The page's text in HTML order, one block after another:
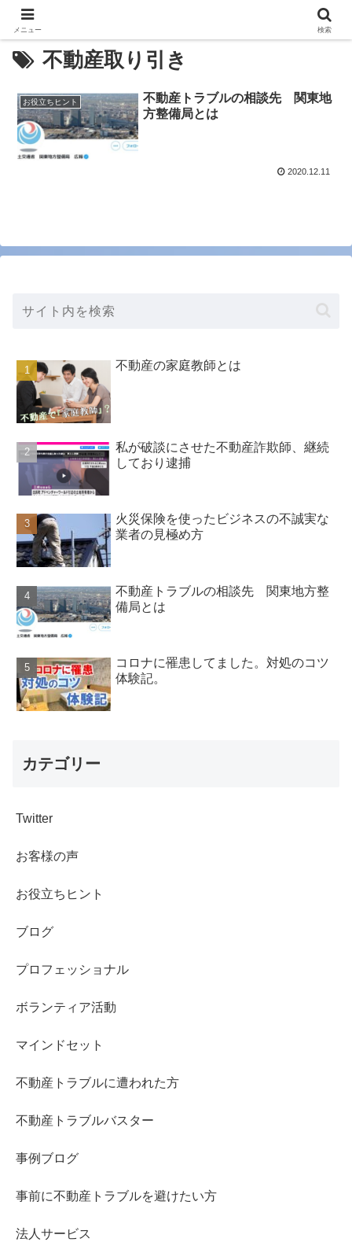
不動産取り引き
お役立ちヒント
不動産トラブルの相談先 関東地
方整備局とは
2020.12.11
不動産の家庭教師とは
私が破談にさせた不動産詐欺師、継続
しており逮捕
火災保険を使ったビジネスの不誠実な
業者の見極め方
不動産トラブルの相談先 関東地方整
備局とは
コロナに罹患してました。対処のコツ
体験記。
カテゴリー
Twitter
お客様の声
お役立ちヒント
ブログ
プロフェッショナル
ボランティア活動
マインドセット
不動産トラブルに遭われた方
不動産トラブルバスター
事例ブログ
事前に不動産トラブルを避けたい方
法人サービス
メニュー 検索